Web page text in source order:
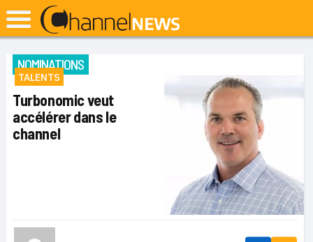
NOMINATIONS
TALENTS
Turbonomic veut
accélérer dans le
channel